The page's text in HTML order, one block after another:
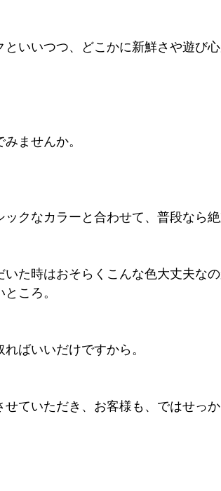
いいつつ、どこかに新鮮さや遊び
ませんか。
ックなカラーと合わせて、普段なら
た時はおそらくこんな色大丈夫な
ころ。
ばいいだけですから。
ていただき、お客様も、ではせっか